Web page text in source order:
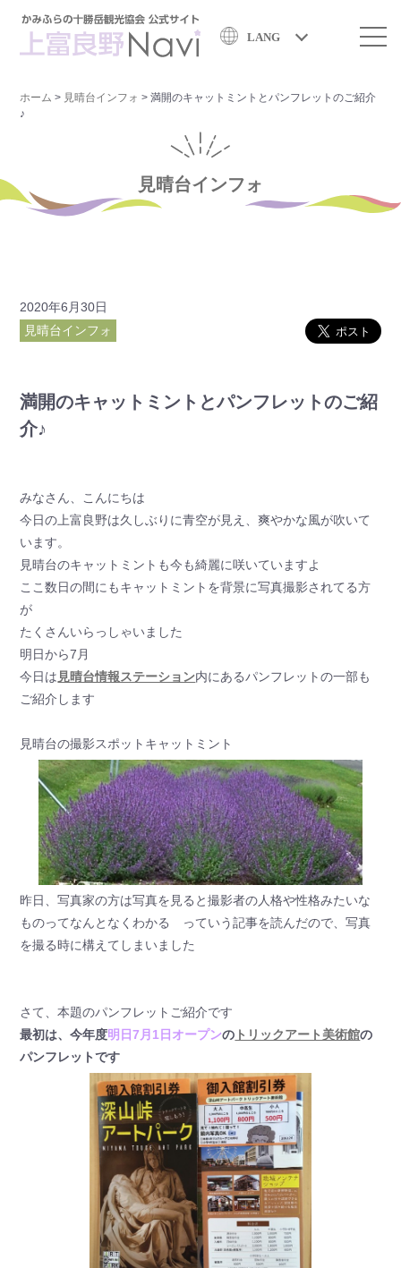
LANG
ホーム > 見晴台インフォ >満開のキャットミントとパンフレットのご紹介
♪
見晴台インフォ
2020年6月30日
見晴台インフォ
満開のキャットミントとパンフレットのご紹
介♪
みなさん、こんにちは
今日の上富良野は久しぶりに青空が見え、爽やかな風が吹いて
います。
見晴台のキャットミントも今も綺麗に咲いていますよ
ここ数日の間にもキャットミントを背景に写真撮影されてる方
が
たくさんいらっしゃいました
明日から7月
今日は 見晴台情報ステーション内にあるパンフレットの一部も
ご紹介します
見晴台の撮影スポットキャットミント
昨日、写真家の方は写真を見ると撮影者の人格や性格みたいな
ものってなんとなくわかる っていう記事を読んだので、写真
を撮る時に構えてしまいました
さて、本題のパンフレットご紹介です
最初は、今年度明日7月1日オープンの トリックアート美術館の
パンフレットです